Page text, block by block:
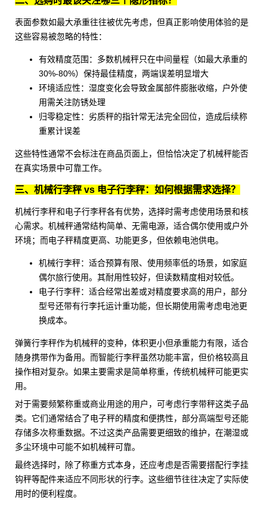
表面参数如最大承重往往被优先考虑，但真正影响使用体验的是
这些容易被忽略的特性：
有效精度范围：多数机械秤只在中间量程（如最大承重的
30%-80%）保持最佳精度，两端误差明显增大
环境适应性：湿度变化会导致金属部件膨胀收缩，户外使
用需关注防锈处理
归零稳定性：劣质秤的指针常无法完全回位，造成后续称
重累计误差
这些特性通常不会标注在商品页面上，但恰恰决定了机械秤能否
在真实场景中可靠工作。
三、机械行李秤 vs 电子行李秤：如何根据需求选择？
机械行李秤和电子行李秤各有优势，选择时需考虑使用场景和核
心需求。机械秤通常结构简单、无需电源，适合偶尔使用或户外
环境；而电子秤精度更高、功能更多，但依赖电池供电。
机械行李秤：适合预算有限、使用频率低的场景，如家庭
偶尔旅行使用。其耐用性较好，但读数精度相对较低。
电子行李秤：适合经常出差或对精度要求高的用户，部分
型号还带有行李托运计重功能，但长期使用需考虑电池更
换成本。
弹簧行李秤作为机械秤的变种，体积更小但承重能力有限，适合
随身携带作为备用。而智能行李秤虽然功能丰富，但价格较高且
操作相对复杂。如果主要需求是简单称重，传统机械秤可能更实
用。
对于需要频繁称重或商业用途的用户，可考虑行李带秤这类子品
类。它们通常结合了电子秤的精度和便携性，部分高端型号还能
存储多次称重数据。不过这类产品需要更细致的维护，在潮湿或
多尘环境中可能不如机械秤可靠。
最终选择时，除了称重方式本身，还应考虑是否需要搭配行李挂
钩秤等配件来适应不同形状的行李。这些细节往往决定了实际使
用时的便利程度。